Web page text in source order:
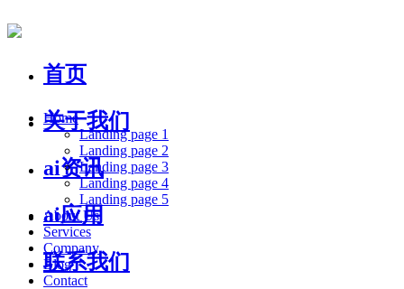
首页
关于我们
ai资讯
ai应用
联系我们
Home
Landing page 1
Landing page 2
Landing page 3
Landing page 4
Landing page 5
About Us
Services
Company
Blog
Contact